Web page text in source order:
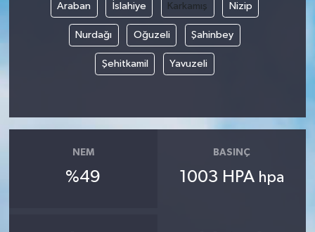
Araban İslahiye Karkamış Nizip
Nurdağı Oğuzeli Şahinbey
Şehitkamil Yavuzeli
NEM
%49
BASINÇ
1003 HPA hpa